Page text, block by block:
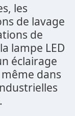
les
de lavage
de
lampe LED
éclairage
dans